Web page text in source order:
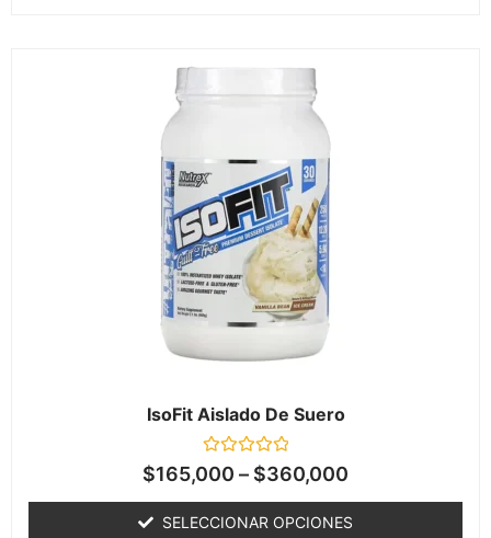
IsoFit Aislado De Suero
Valorado
en
de
5
$165,000 – $360,000
SELECCIONAR OPCIONES